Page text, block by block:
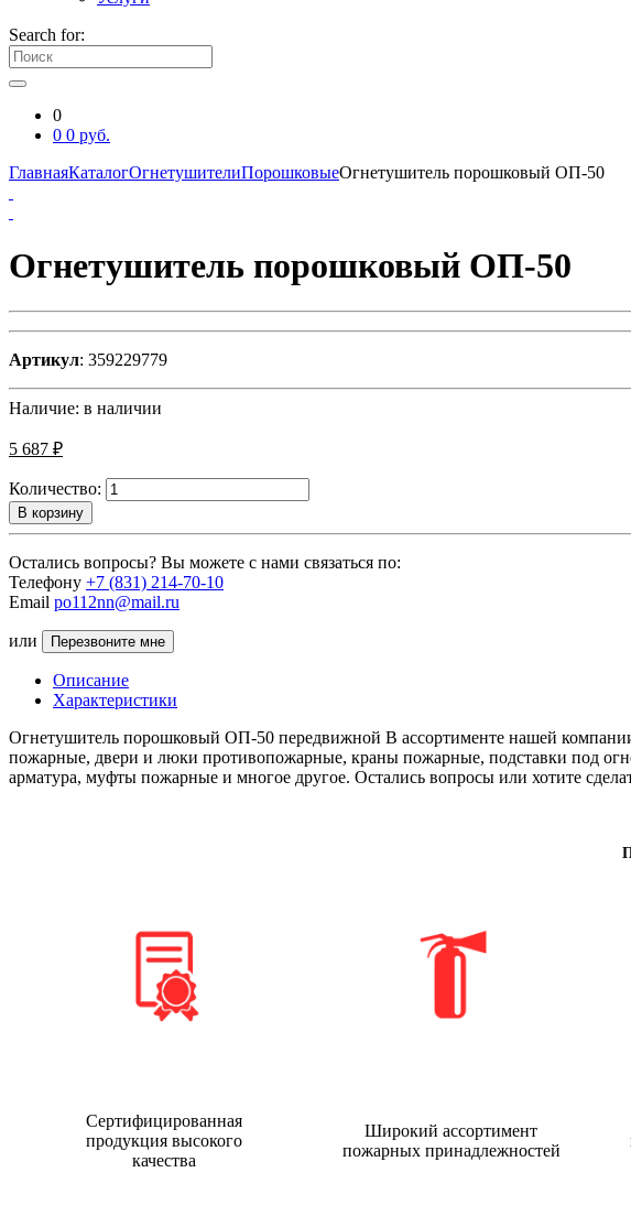
Search for:
0
0 0 руб.
ГлавнаяКаталогОгнетушителиПорошковыеОгнетушитель порошковый ОП-50
Огнетушитель порошковый ОП-50
Артикул: 359229779
Наличие: в наличии
5 687 ₽
Количество:
В корзину
Остались вопросы? Вы можете с нами связаться по:
Телефону +7 (831) 214-70-10
Email po112nn@mail.ru
или Перезвоните мне
Описание
Характеристики
Огнетушитель порошковый ОП-50 передвижной В ассортименте нашей
пожарные, двери и люки противопожарные, краны пожарные, подставки под
арматура, муфты пожарные и многое другое. Остались вопросы или хотите
Сертифицированная
продукция высокого
качества
Широкий ассортимент
пожарных принадлежностей